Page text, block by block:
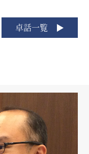
卓話一覧